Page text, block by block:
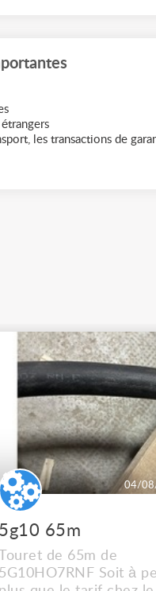
les transactions de
04/
5g10 65m
Touret de 65m de
5G10HO7RNF Soit à